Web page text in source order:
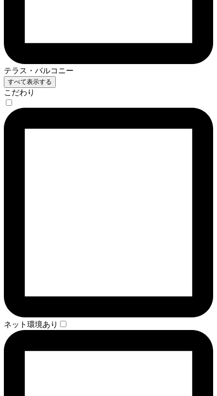
テラス・バルコニー
すべて表示する
こだわり
ネット環境あり